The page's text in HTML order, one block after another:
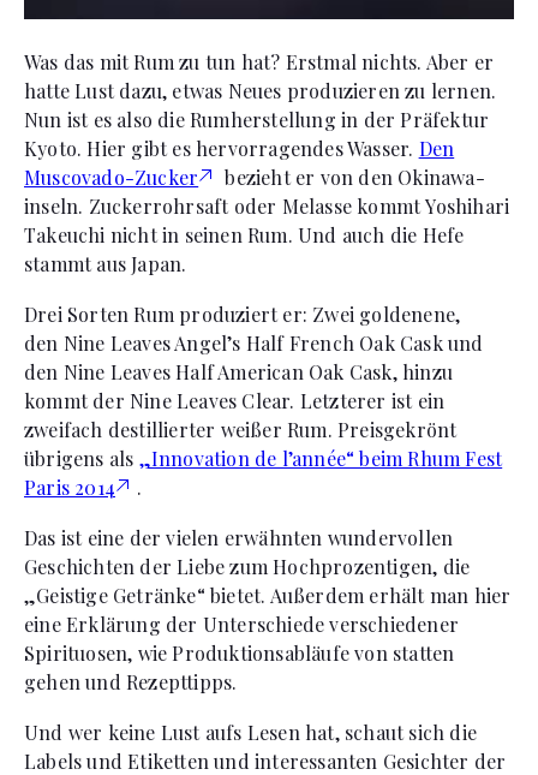
Was das mit Rum zu tun hat? Erstmal nichts. Aber er
hatte Lust dazu, etwas Neues produzieren zu lernen.
Nun ist es also die Rumherstellung in der Präfektur
Kyoto. Hier gibt es hervorragendes Wasser. Den
Muscovado­-Zucker
bezieht er von den Okinawa­
inseln. Zuckerrohrsaft oder Melasse kommt Yoshihari
Takeuchi nicht in seinen Rum. Und auch die Hefe
stammt aus Japan.
Drei Sorten Rum produziert er: Zwei goldenene,
den Nine Leaves Angel’s Half French Oak Cask und
den Nine Leaves Half American Oak Cask, hinzu
kommt der Nine Leaves Clear. Letzterer ist ein
zweifach destillierter weißer Rum. Preisgekrönt
übrigens als „Innovation de l’année“ beim Rhum Fest
Paris 2014
.
Das ist eine der vielen erwähnten wundervollen
Geschichten der Liebe zum Hochprozentigen, die
„Geistige Getränke“ bietet. Außerdem erhält man hier
eine Erklärung der Unterschiede verschiedener
Spirituosen, wie Produktionsabläufe von statten
gehen und Rezepttipps.
Und wer keine Lust aufs Lesen hat, schaut sich die
Labels und Etiketten und interessanten Gesichter der